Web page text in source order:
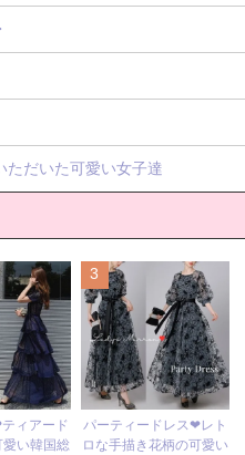
ただいた可愛い女子達
ィアード
い韓国総
3
パーティードレス❤レト
ロな手描き花柄の可愛い